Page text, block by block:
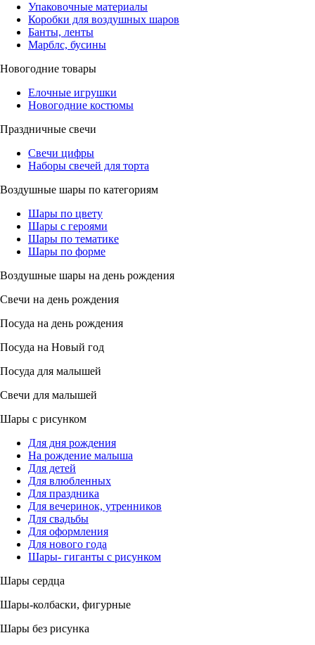
Упаковочные материалы
Коробки для воздушных шаров
Банты, ленты
Марблс, бусины
Новогодние товары
Елочные игрушки
Новогодние костюмы
Праздничные свечи
Свечи цифры
Наборы свечей для торта
Воздушные шары по категориям
Шары по цвету
Шары с героями
Шары по тематике
Шары по форме
Воздушные шары на день рождения
Свечи на день рождения
Посуда на день рождения
Посуда на Новый год
Посуда для малышей
Свечи для малышей
Шары с рисунком
Для дня рождения
На рождение малыша
Для детей
Для влюбленных
Для праздника
Для вечеринок, утренников
Для свадьбы
Для оформления
Для нового года
Шары- гиганты с рисунком
Шары сердца
Шары-колбаски, фигурные
Шары без рисунка